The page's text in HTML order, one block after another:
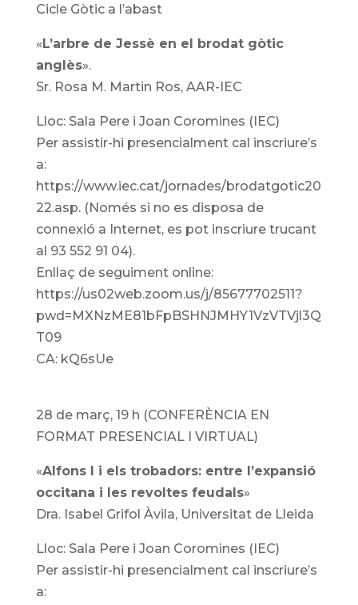
Cicle Gòtic a l’abast
«L’arbre de Jessè en el brodat gòtic
anglès».
Sr. Rosa M. Martin Ros, AAR-IEC
Lloc: Sala Pere i Joan Coromines (IEC)
Per assistir-hi presencialment cal inscriure’s
a:
https://www.iec.cat/jornades/brodatgotic20
22.asp. (Només si no es disposa de
connexió a Internet, es pot inscriure trucant
al 93 552 91 04).
Enllaç de seguiment online:
https://us02web.zoom.us/j/85677702511?
pwd=MXNzME81bFpBSHNJMHY1VzVTVjl3Q
T09
CA: kQ6sUe
28 de març, 19 h (CONFERÈNCIA EN
FORMAT PRESENCIAL I VIRTUAL)
«Alfons I i els trobadors: entre l’expansió
occitana i les revoltes feudals»
Dra. Isabel Grifol Àvila, Universitat de Lleida
Lloc: Sala Pere i Joan Coromines (IEC)
Per assistir-hi presencialment cal inscriure’s
a: